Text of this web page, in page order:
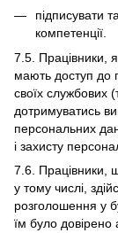
підписувати
компетенції.
7.5. Працівники,
мають доступ до
своїх службових
дотримуватись
персональних
і захисту
7.6. Працівники,
у тому числі,
розголошення у
їм було довірено